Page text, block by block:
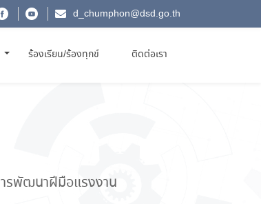
d_chumphon@dsd.go.th
ร้องเรียน/ร้องทุกข์ ติดต่อเรา
รพัฒนาฝีมือแรงงาน